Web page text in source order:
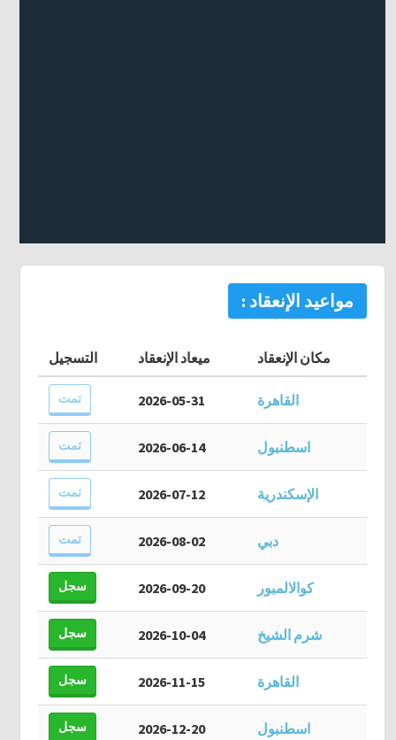
مواعيد الإنعقاد :
مكان الإنعقاد ميعاد الإنعقاد التسجيل
القاهرة 2026-05-31 تمت
اسطنبول 2026-06-14 تمت
الإسكندرية 2026-07-12 تمت
دبي 2026-08-02 تمت
كوالالمبور 2026-09-20 سجل
شرم الشيخ 2026-10-04 سجل
القاهرة 2026-11-15 سجل
اسطنبول 2026-12-20 سجل